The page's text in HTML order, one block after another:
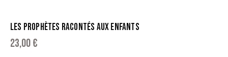
LES PROPHÈTES RACONTÉS AUX ENFANTS
23,00€